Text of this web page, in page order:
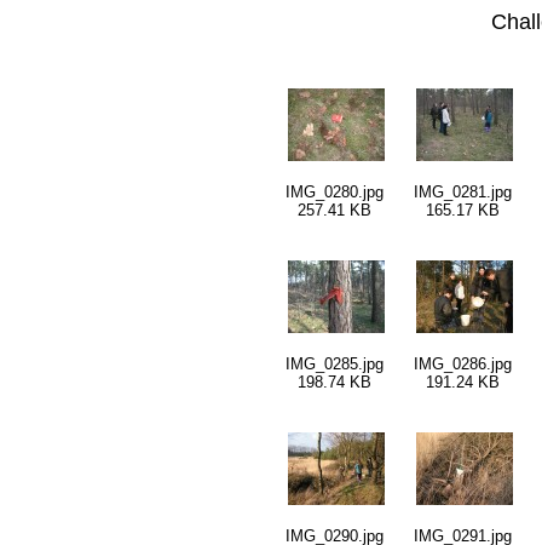
IMG_0280.jpg
257.41 KB
IMG_0281.jpg
165.17 KB
IMG_0285.jpg
198.74 KB
IMG_0286.jpg
191.24 KB
IMG_0290.jpg
IMG_0291.jpg